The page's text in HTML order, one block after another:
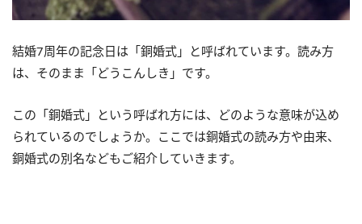
結婚7周年の記念日は「銅婚式」と呼ばれています。読み方
は、そのまま「どうこんしき」です。
この「銅婚式」という呼ばれ方には、どのような意味が込め
られているのでしょうか。ここでは銅婚式の読み方や由来、
銅婚式の別名などもご紹介していきます。